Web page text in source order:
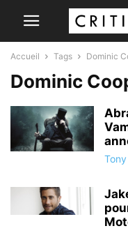
Accueil Tags Dominic
Dominic
Tony